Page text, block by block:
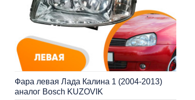
Фара левая Лада Калина 1 (2004-2013)
аналог Bosch KUZOVIK